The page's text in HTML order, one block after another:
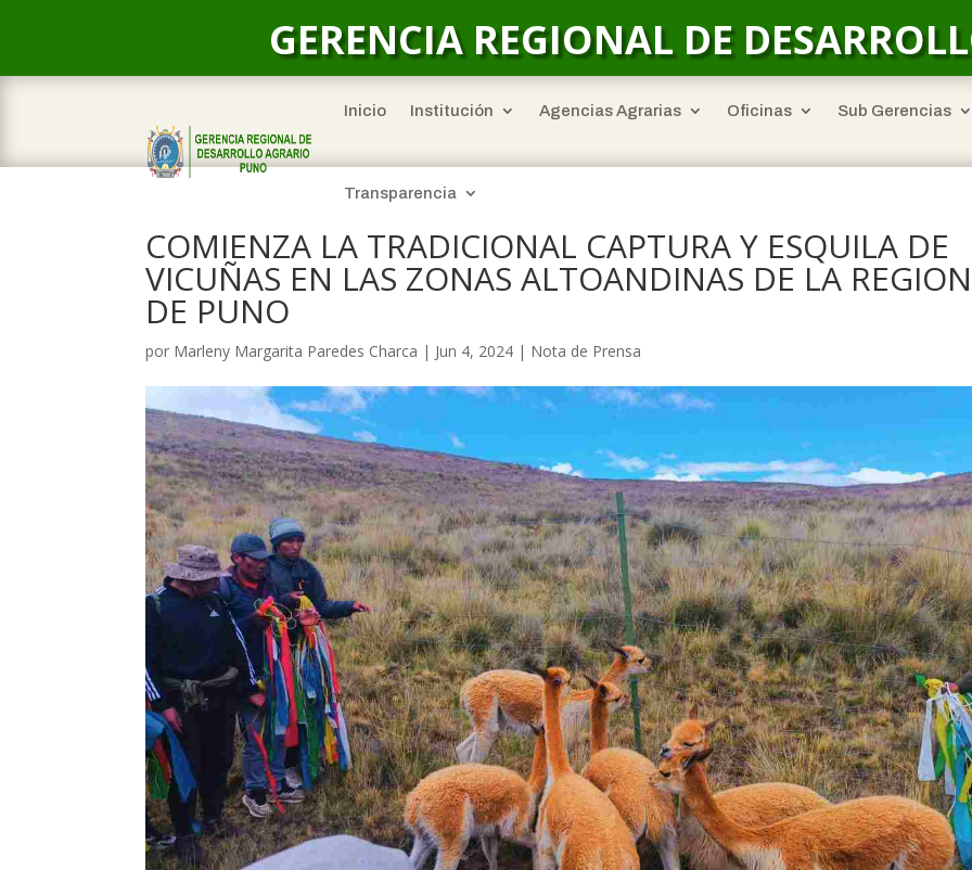
GERENCIA REGIONAL DE
Inicio Institución Agencias Agrarias Oficinas Sub Gerencias
Transparencia
COMIENZA LA TRADICIONAL CAPTURA Y ESQUILA DE
VICUÑAS EN LAS ZONAS ALTOANDINAS DE LA REGION
DE PUNO
por Marleny Margarita Paredes Charca | Jun 4, 2024 | Nota de Prensa